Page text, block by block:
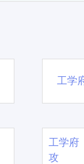
工学
工学府
攻